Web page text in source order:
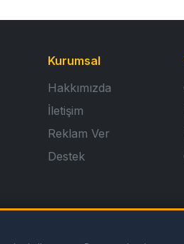
Kurumsal
Hakkımızda
İletişim
Reklam Ver
Destek